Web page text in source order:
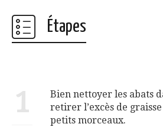
Étapes
1
Bien nettoyer les abats
retirer l’excès de
petits morceaux.